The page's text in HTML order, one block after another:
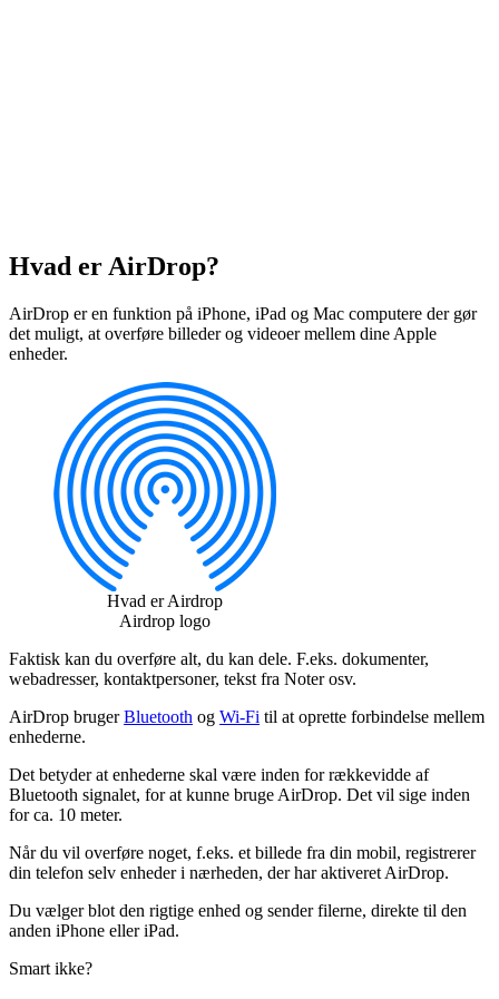
Hvad er AirDrop?
AirDrop er en funktion på iPhone, iPad og Mac computere der gør
det muligt, at overføre billeder og videoer mellem dine Apple
enheder.
Hvad er Airdrop
Airdrop logo
Faktisk kan du overføre alt, du kan dele. F.eks. dokumenter,
webadresser, kontaktpersoner, tekst fra Noter osv.
AirDrop brugerBluetooth og Wi-Fi til at oprette forbindelse mellem
enhederne.
Det betyder at enhederne skal være inden for rækkevidde af
Bluetooth signalet, for at kunne bruge AirDrop. Det vil sige inden
for ca. 10 meter.
Når du vil overføre noget, f.eks. et billede fra din mobil, registrerer
din telefon selv enheder i nærheden, der har aktiveret AirDrop.
Du vælger blot den rigtige enhed og sender filerne, direkte til den
anden iPhone eller iPad.
Smart ikke?